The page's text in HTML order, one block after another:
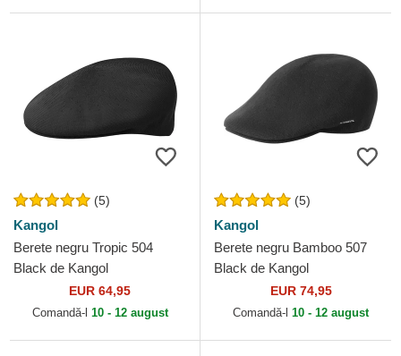
(5)
Kangol
Berete negru Tropic 504
Black de Kangol
EUR 64,95
Comandă-l 10 - 12 august
(5)
Kangol
Berete negru Bamboo 507
Black de Kangol
EUR 74,95
Comandă-l 10 - 12 august